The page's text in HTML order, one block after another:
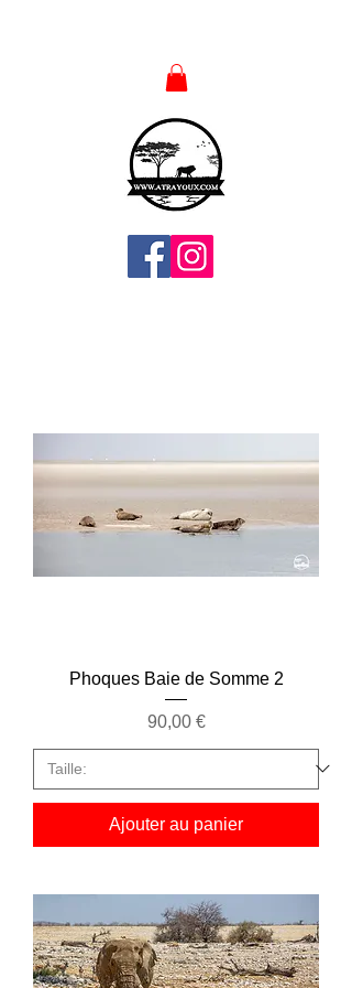
Phoques Baie de Somme 2
Prix
90,00 €
Ajouter au panier